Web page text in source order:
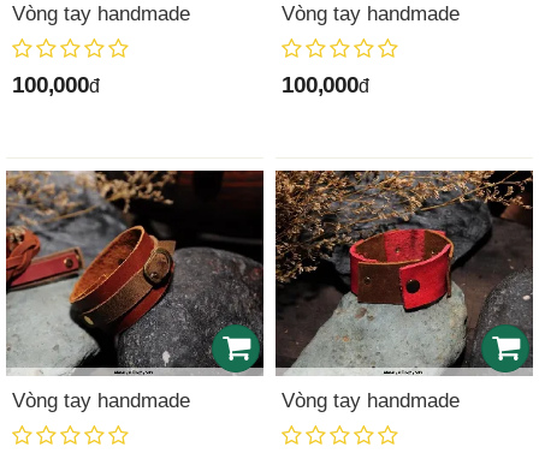
Vòng tay handmade
100,000đ
Vòng tay handmade
100,000đ
Vòng tay handmade Vòng tay handmade